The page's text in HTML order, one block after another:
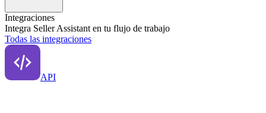
Integraciones
Integra Seller Assistant en tu flujo de trabajo
Todas las integraciones
API